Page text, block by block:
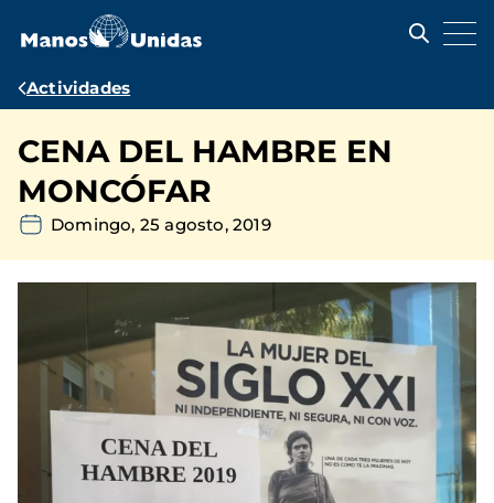
contenido
Ruta
navegación
Actividades
CENA DEL HAMBRE EN
MONCÓFAR
Domingo, 25 agosto, 2019